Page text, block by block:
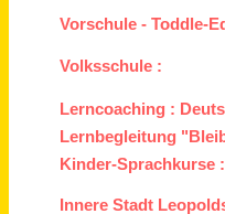
Vorschule - Toddle-
Volksschule :
Lerncoaching :
Lernbegleitung
Kinder-Sprachkurse :
Innere Stadt